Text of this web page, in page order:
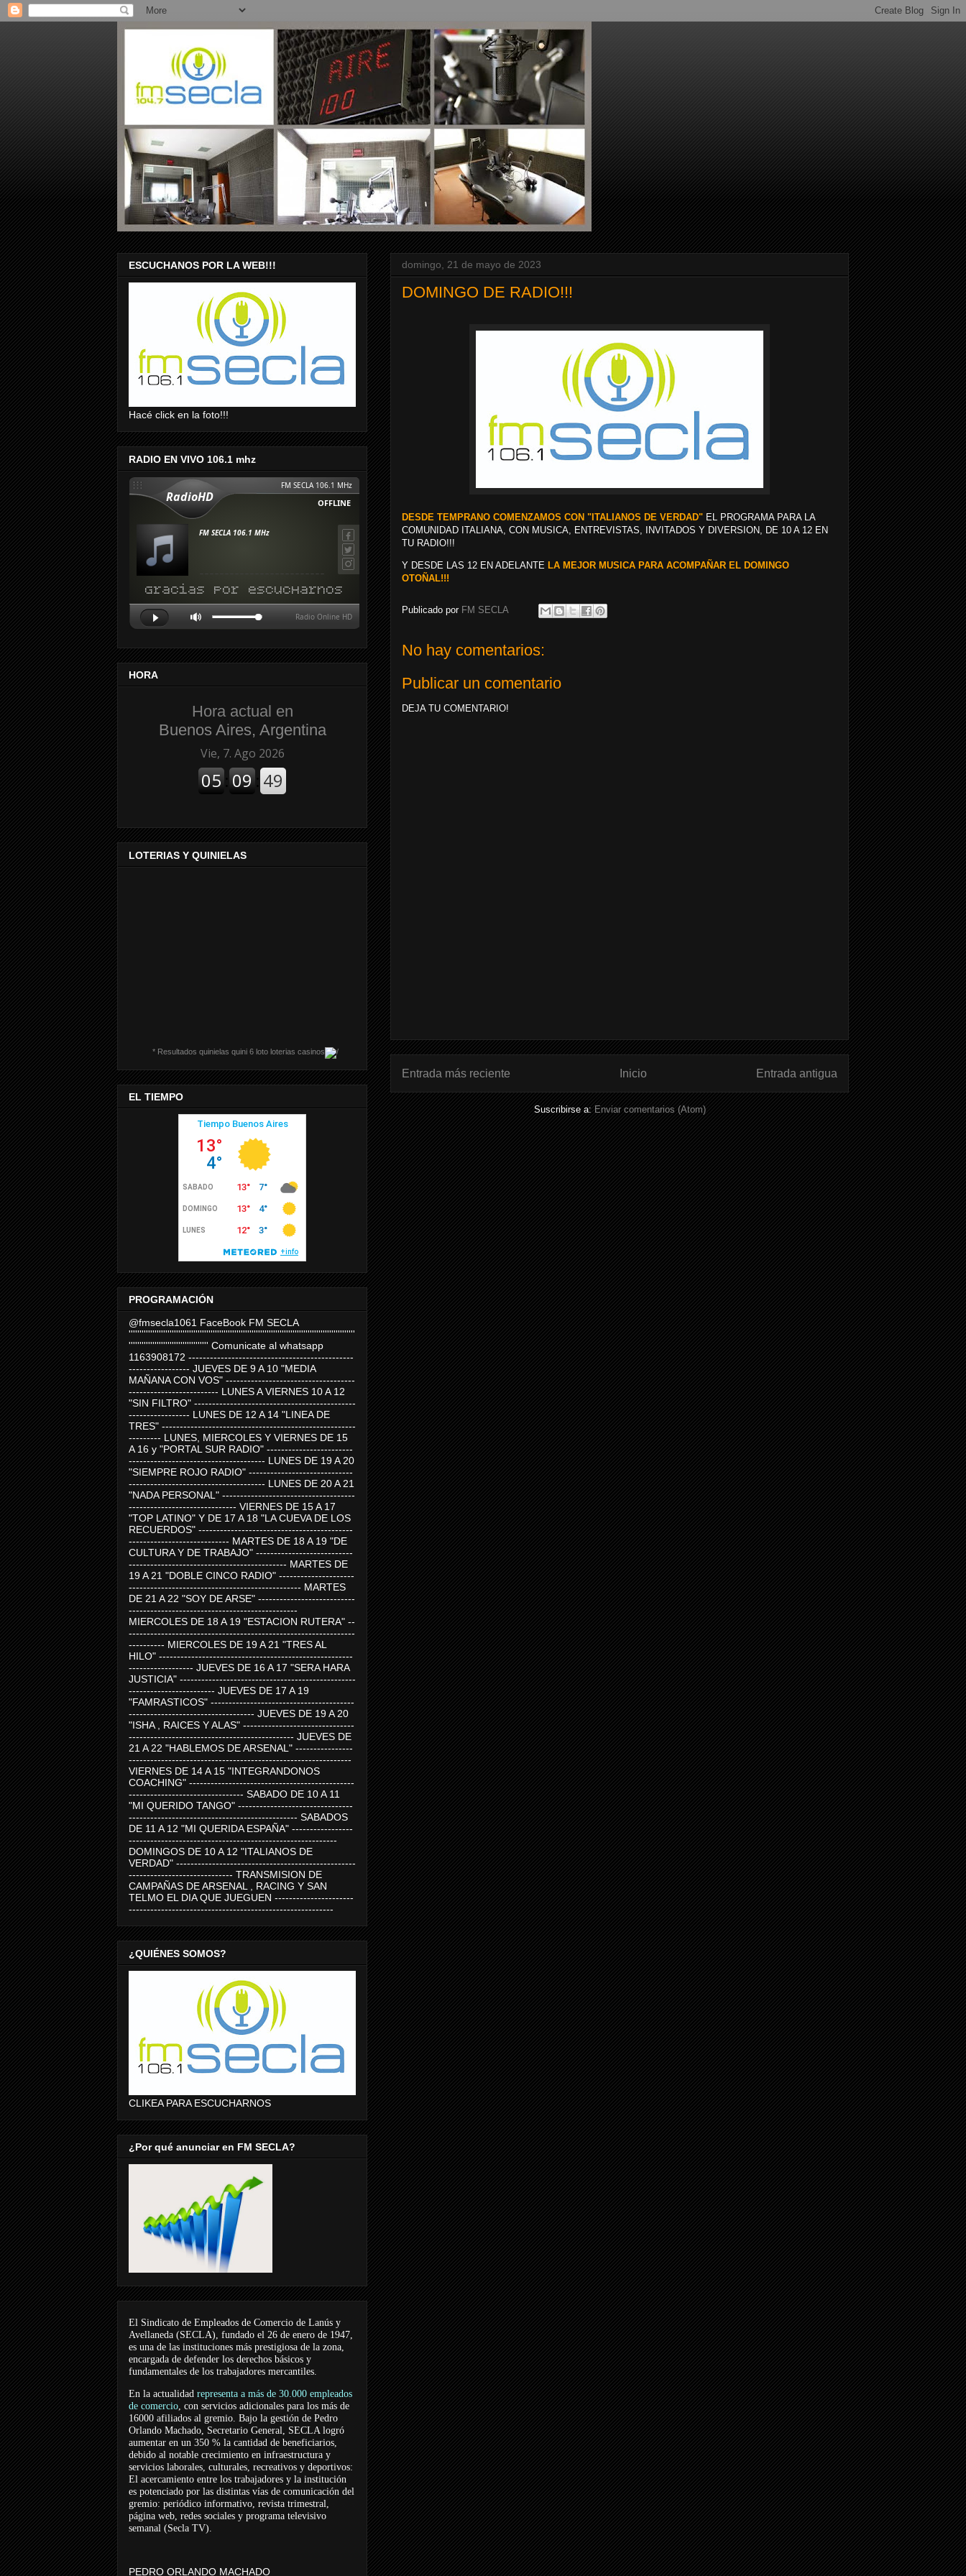
domingo, 21 de mayo de 2023
DOMINGO DE RADIO!!!
DESDE TEMPRANO COMENZAMOS CON "ITALIANOS DE VERDAD" EL PROGRAMA PARA LA
COMUNIDAD ITALIANA, CON MUSICA, ENTREVISTAS, INVITADOS Y DIVERSION, DE 10 A 12 EN
TU RADIO!!!
Y DESDE LAS 12 EN ADELANTE LA MEJOR MUSICA PARA ACOMPAÑAR EL DOMINGO
OTOÑAL!!!
Publicado por FM SECLA
No hay comentarios:
Publicar un comentario
DEJA TU COMENTARIO!
Entrada más reciente Entrada antigua
Inicio
Suscribirse a: Enviar comentarios (Atom)
ESCUCHANOS POR LA WEB!!!
Hacé click en la foto!!!
RADIO EN VIVO 106.1 mhz
HORA
Hora actual en
Buenos Aires, Argentina
LOTERIAS Y QUINIELAS
* Resultados quinielas quini 6 loto loterias casinos
EL TIEMPO
PROGRAMACIÓN
@fmsecla1061 FaceBook FM SECLA
'''''''''''''''''''''''''''''''''''''''''''''''''''''''''''''''''''''''''''''''''''''''''''''''''''''''''
''''''''''''''''''''''''''''''''''''' Comunicate al whatsapp
1163908172 ----------------------------------------------
----------------- JUEVES DE 9 A 10 "MEDIA
MAÑANA CON VOS" ------------------------------------
------------------------- LUNES A VIERNES 10 A 12
"SIN FILTRO" ---------------------------------------------
----------------- LUNES DE 12 A 14 "LINEA DE
TRES" ------------------------------------------------------
--------- LUNES, MIERCOLES Y VIERNES DE 15
A 16 y "PORTAL SUR RADIO" ------------------------
-------------------------------------- LUNES DE 19 A 20
"SIEMPRE ROJO RADIO" -----------------------------
-------------------------------------- LUNES DE 20 A 21
"NADA PERSONAL" -------------------------------------
------------------------------ VIERNES DE 15 A 17
"TOP LATINO" Y DE 17 A 18 "LA CUEVA DE LOS
RECUERDOS" -------------------------------------------
---------------------------- MARTES DE 18 A 19 "DE
CULTURA Y DE TRABAJO" ---------------------------
-------------------------------------------- MARTES DE
19 A 21 "DOBLE CINCO RADIO" ---------------------
------------------------------------------------ MARTES
DE 21 A 22 "SOY DE ARSE" ---------------------------
-----------------------------------------------
MIERCOLES DE 18 A 19 "ESTACION RUTERA" --
---------------------------------------------------------------
---------- MIERCOLES DE 19 A 21 "TRES AL
HILO" ------------------------------------------------------
------------------ JUEVES DE 16 A 17 "SERA HARA
JUSTICIA" -------------------------------------------------
------------------------ JUEVES DE 17 A 19
"FAMRASTICOS" ----------------------------------------
----------------------------------- JUEVES DE 19 A 20
"ISHA , RAICES Y ALAS" -------------------------------
---------------------------------------------- JUEVES DE
21 A 22 "HABLEMOS DE ARSENAL" ----------------
--------------------------------------------------------------
VIERNES DE 14 A 15 "INTEGRANDONOS
COACHING" ----------------------------------------------
-------------------------------- SABADO DE 10 A 11
"MI QUERIDO TANGO" --------------------------------
----------------------------------------------- SABADOS
DE 11 A 12 "MI QUERIDA ESPAÑA" -----------------
----------------------------------------------------------
DOMINGOS DE 10 A 12 "ITALIANOS DE
VERDAD" --------------------------------------------------
----------------------------- TRANSMISION DE
CAMPAÑAS DE ARSENAL , RACING Y SAN
TELMO EL DIA QUE JUEGUEN ----------------------
---------------------------------------------------------
¿QUIÉNES SOMOS?
CLIKEA PARA ESCUCHARNOS
¿Por qué anunciar en FM SECLA?
El Sindicato de Empleados de Comercio de Lanús y
Avellaneda (SECLA), fundado el 26 de enero de 1947,
es una de las instituciones más prestigiosa de la zona,
encargada de defender los derechos básicos y
fundamentales de los trabajadores mercantiles.
En la actualidad representa a más de 30.000 empleados
de comercio, con servicios adicionales para los más de
16000 afiliados al gremio. Bajo la gestión de Pedro
Orlando Machado, Secretario General, SECLA logró
aumentar en un 350 % la cantidad de beneficiarios,
debido al notable crecimiento en infraestructura y
servicios laborales, culturales, recreativos y deportivos:
El acercamiento entre los trabajadores y la institución
es potenciado por las distintas vías de comunicación del
gremio: periódico informativo, revista trimestral,
página web, redes sociales y programa televisivo
semanal (Secla TV).
PEDRO ORLANDO MACHADO